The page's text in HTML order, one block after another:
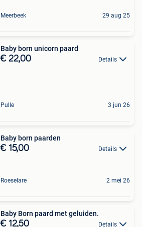
Meerbeek 29 aug 25
Baby born unicorn paard
€ 22,00 Details
Pulle 3 jun 26
Baby born paarden
€ 15,00 Details
Roeselare 2 mei 26
Baby Born paard met geluiden.
€ 12,50 Details